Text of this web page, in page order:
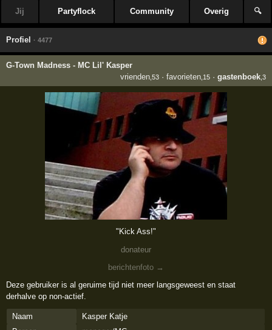
Jij Partyflock Community Overig 🔍
Profiel · 4477
G-Town Madness - MC Lil' Kasper
vrienden,53· favorieten,15· gastenboek,3
"Kick Ass!"
donateur
berichtenfoto →
Deze gebruiker is al geruime tijd niet meer langsgeweest en staat
derhalve op non-actief.
Naam
Kasper Katje